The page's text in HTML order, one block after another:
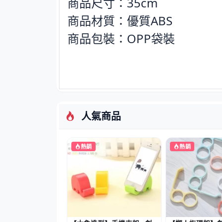
商品材質：優質ABS
商品包裝：OPP袋裝
人氣商品
熱銷 熱銷